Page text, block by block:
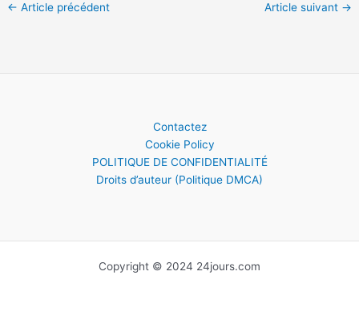
← Article précédent Article suivant →
Contactez
Cookie Policy
POLITIQUE DE CONFIDENTIALITÉ
Droits d’auteur (Politique DMCA)
Copyright © 2024 24jours.com